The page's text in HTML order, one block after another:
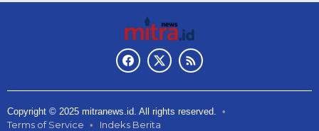
Copyright © 2025 mitranews.id. All rights reserved.
Terms of Service Indeks Berita